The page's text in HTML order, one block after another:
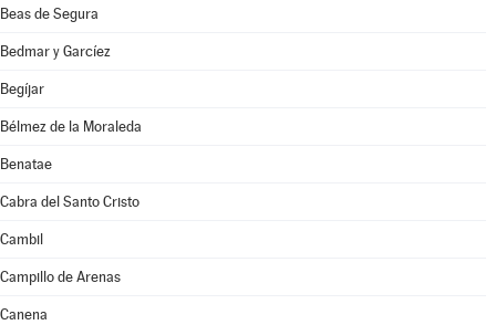
Beas de Segura
Bedmar y Garcíez
Begíjar
Bélmez de la Moraleda
Benatae
Cabra del Santo Cristo
Cambil
Campillo de Arenas
Canena